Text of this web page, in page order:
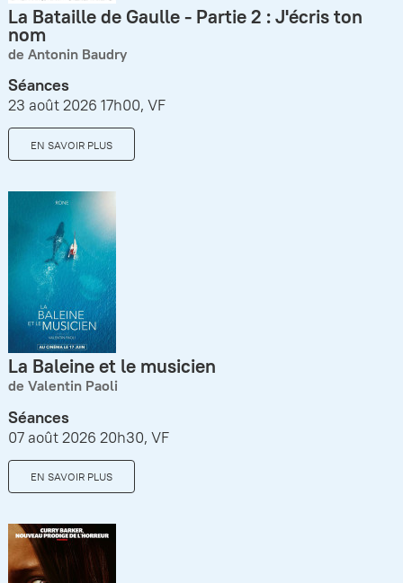
La Bataille de Gaulle - Partie 2 : J'écris ton
nom
de Antonin Baudry
Séances
23 août 2026 17h00, VF
EN SAVOIR PLUS
La Baleine et le musicien
de Valentin Paoli
Séances
07 août 2026 20h30, VF
EN SAVOIR PLUS